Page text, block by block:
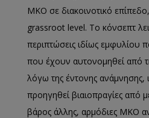
ΜΚΟ σε διακοινοτικό
grassroot level. Το κόνσεπτ
περιπτώσεις ιδίως εμφυλίου
που έχουν αυτονομηθεί από
λόγω της έντονης ανάμνησης,
προηγηθεί βιαιοπραγίες από
βάρος άλλης, αρμόδιες ΜΚΟ